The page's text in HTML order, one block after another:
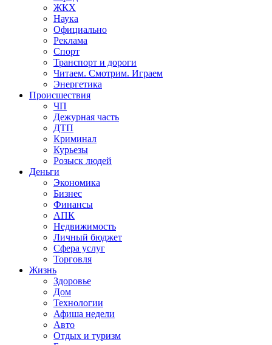
ЖКХ
Наука
Официально
Реклама
Спорт
Транспорт и дороги
Читаем. Смотрим. Играем
Энергетика
Происшествия
ЧП
Дежурная часть
ДТП
Криминал
Курьезы
Розыск людей
Деньги
Экономика
Бизнес
Финансы
АПК
Недвижимость
Личный бюджет
Сфера услуг
Торговля
Жизнь
Здоровье
Дом
Технологии
Афиша недели
Авто
Отдых и туризм